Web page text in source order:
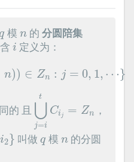
模 n
n的 分圆陪集
i
i 定义为：
n)) ∈ Zn : j = 0, 1, ⋯}
))∈Z n:j 1 ⋯}
的 且
t
⋃
j=i
Ci j = Zn
⋃
，
i2}
} 叫做q
q 模 n
n的分圆